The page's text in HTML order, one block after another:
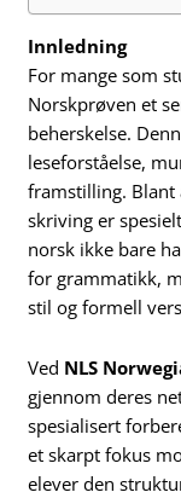
Innledning
For mange som
Norskprøven et
beherskelse.
leseforståelse,
framstilling. Blant
skriving er
norsk ikke bare
for grammatikk,
stil og formell
Ved NLS
gjennom deres
spesialisert
et skarpt fokus
elever den